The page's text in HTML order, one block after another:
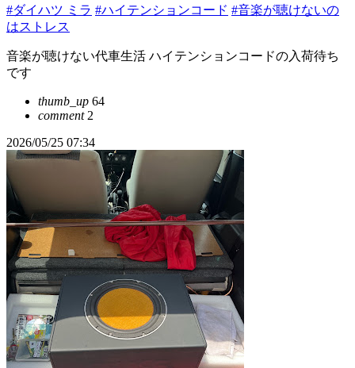
#ダイハツ ミラ #ハイテンションコード #音楽が聴けないの
はストレス
音楽が聴けない代車生活 ハイテンションコードの入荷待ち
です
thumb_up 64
comment2
2026/05/25 07:34